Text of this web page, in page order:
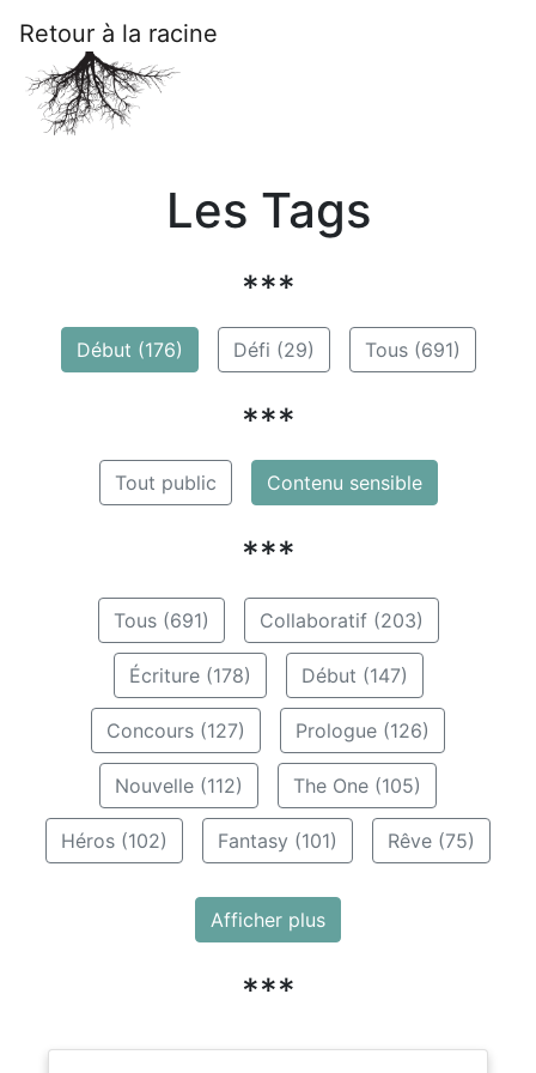
Retour à la racine
Les Tags
***
Début (176) Défi (29) Tous (691)
***
Tout public Contenu sensible
***
Tous (691) Collaboratif (203)
Écriture (178) Début (147)
Concours (127) Prologue (126)
Nouvelle (112) The One (105)
Héros (102) Fantasy (101) Rêve (75)
Afficher plus
***